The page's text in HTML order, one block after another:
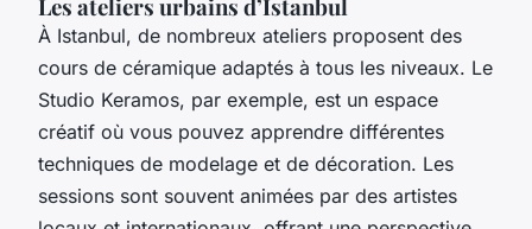
Les ateliers urbains d’Istanbul
À Istanbul, de nombreux ateliers proposent des
cours de céramique adaptés à tous les niveaux. Le
Studio Keramos, par exemple, est un espace
créatif où vous pouvez apprendre différentes
techniques de modelage et de décoration. Les
sessions sont souvent animées par des artistes